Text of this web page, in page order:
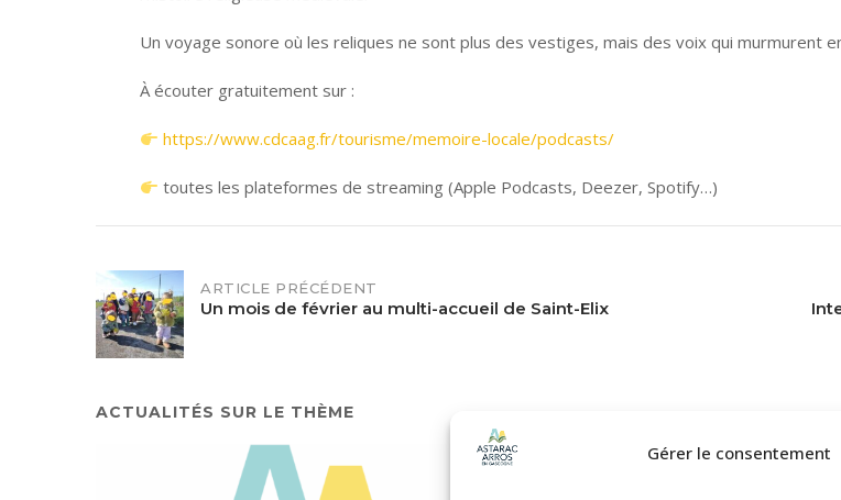
Gérer le consentement
Un voyage sonore où les reliques ne sont plus des vestiges, mais des voix qui murmurent
À écouter gratuitement sur :
https://www.cdcaag.fr/tourisme/memoire-locale/podcasts/
toutes les plateformes de streaming (Apple Podcasts, Deezer, Spotify…)
POST
NAVIGATION
ARTICLE PRÉCÉDENT
Un mois de février au multi-accueil de Saint-Elix
ACTUALITÉS SUR LE THÈME